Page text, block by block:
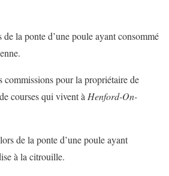
de la ponte d’une poule ayant consommé
commissions pour la propriétaire de
courses qui vivent àHenford-On-
de la ponte d’une poule ayant
à la citrouille.